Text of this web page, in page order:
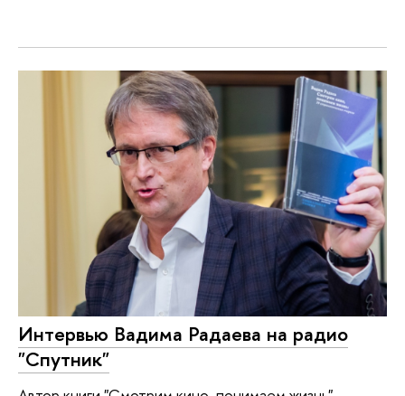
Интервью Вадима Радаева на радио
"Спутник"